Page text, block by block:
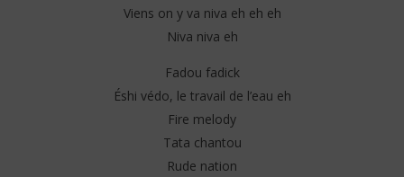
Viens on y va niva eh eh eh
Niva niva eh
Fadou fadick
Éshi védo, le travail de l’eau eh
Fire melody
Tata chantou
Rude nation